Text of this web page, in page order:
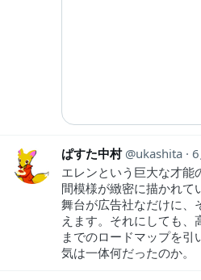
ぱすた中村 ukashita
エレンという巨大な才能
間模様が緻密に描かれて
舞台が広告社なだけに、
えます。それにしても
までのロードマップを
気は一体何だったのか。